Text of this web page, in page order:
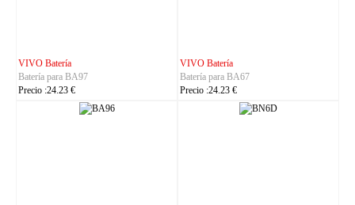
Batería para Titan-P13000
Batería para LT60